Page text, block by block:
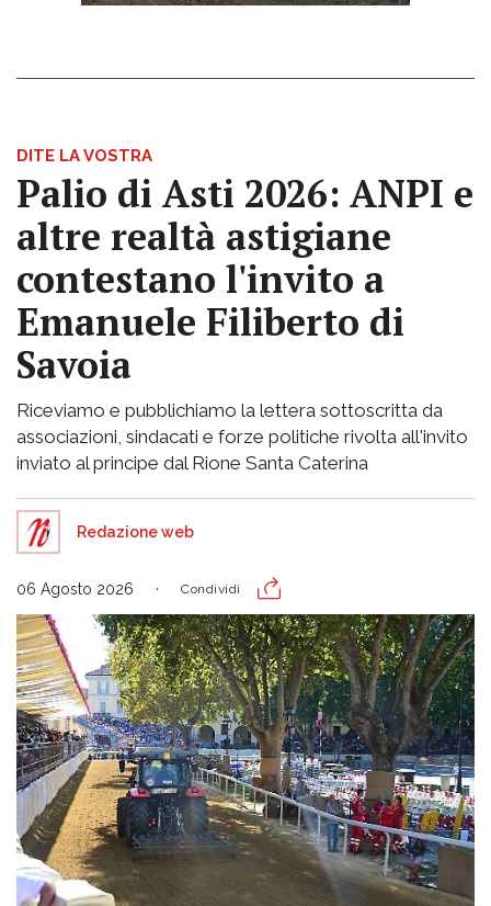
DITE LA VOSTRA
Palio di Asti 2026: ANPI e
altre realtà astigiane
contestano l'invito a
Emanuele Filiberto di
Savoia
Riceviamo e pubblichiamo la lettera sottoscritta da
associazioni, sindacati e forze politiche rivolta all'invito
inviato al principe dal Rione Santa Caterina
Redazione web
06 Agosto 2026 Condividi